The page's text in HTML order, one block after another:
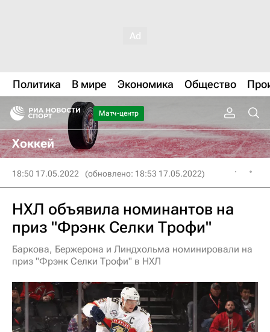
Политика В мире Экономика Общество
Матч-центр
Хоккей
18:50 17.05.2022 (обновлено: 18:53 17.05.2022)
НХЛ объявила номинантов на
приз "Фрэнк Селки Трофи"
Баркова, Бержерона и Линдхольма номинировали на
приз "Фрэнк Селки Трофи" в НХЛ